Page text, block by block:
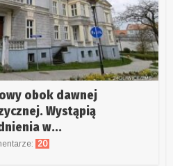
obok dawnej
Wystąpią
w...
20